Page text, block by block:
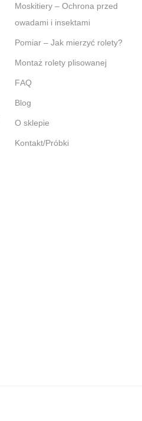
Moskitiery – Ochrona przed
owadami i insektami
Pomiar – Jak mierzyć rolety?
Montaż rolety plisowanej
FAQ
Blog
O sklepie
Kontakt/Próbki